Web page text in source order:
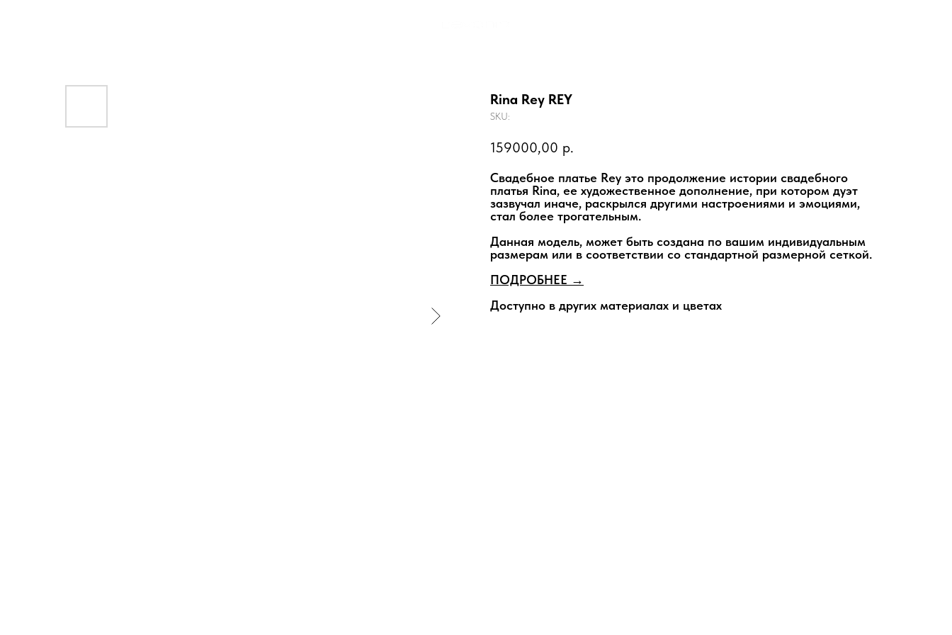
Rina Rey REY
SKU:
159000,00 р.
Свадебное платье Rey это продолжение истории свадебного
платья Rina, ее художественное дополнение, при котором дуэт
зазвучал иначе, раскрылся другими настроениями и эмоциями,
стал более трогательным.
Данная модель, может быть создана по вашим индивидуальным
размерам или в соответствии со стандартной размерной сеткой.
ПОДРОБНЕЕ →
Доступно в других материалах и цветах